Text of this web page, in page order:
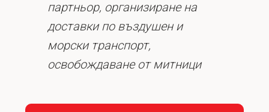
партньор, организиране на
доставки по въздушен и
морски транспорт,
освобождаване от митници